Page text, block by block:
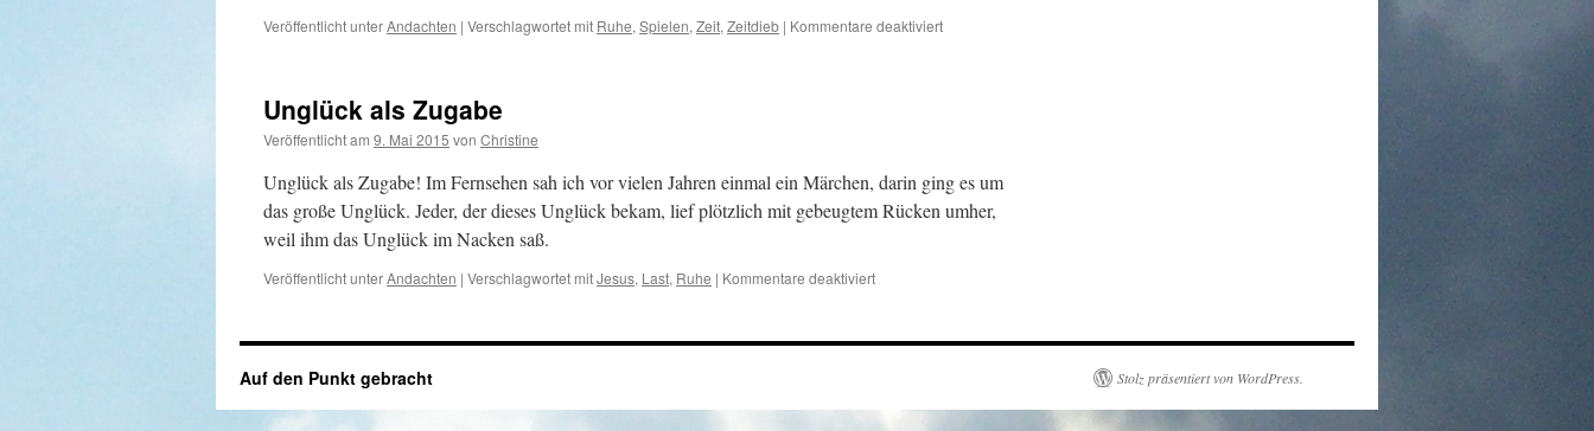
Veröffentlicht unterAndachten | Verschlagwortet mit Ruhe, Spielen, Zeit, Zeitdieb | Kommentare deaktiviertfür
Unglück als Zugabe
Veröffentlicht am 9. Mai 2015 von Christine
Unglück als Zugabe! Im Fernsehen sah ich vor vielen Jahren einmal ein Märchen, darin ging es um
das große Unglück. Jeder, der dieses Unglück bekam, lief plötzlich mit gebeugtem Rücken umher,
weil ihm das Unglück im Nacken saß.
Veröffentlicht unterAndachten | Verschlagwortet mitJesus, Last, Ruhe | Kommentare deaktiviertfür
Zugabe
Auf den Punkt gebracht Stolz präsentiert von WordPress.